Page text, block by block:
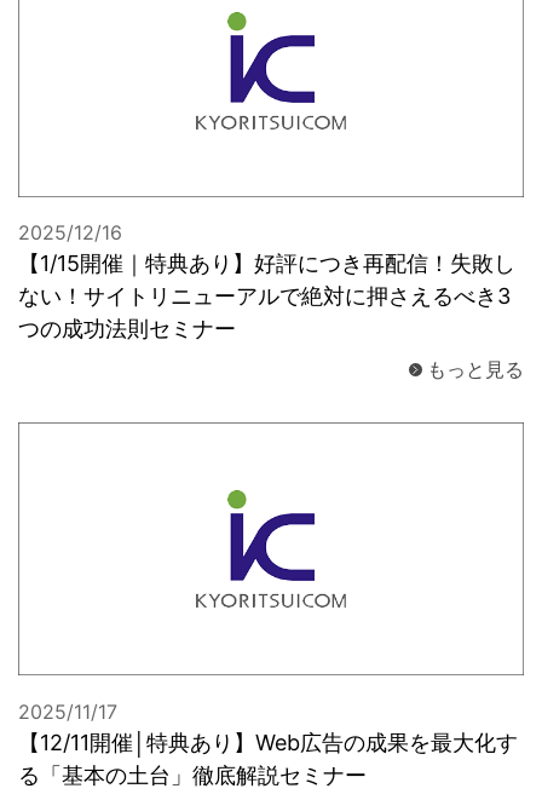
2025/12/16
【1/15開催｜特典あり】好評につき再配信！失敗し
ない！サイトリニューアルで絶対に押さえるべき3
つの成功法則セミナー
もっと見る
2025/11/17
【12/11開催│特典あり】Web広告の成果を最大化す
る「基本の土台」徹底解説セミナー